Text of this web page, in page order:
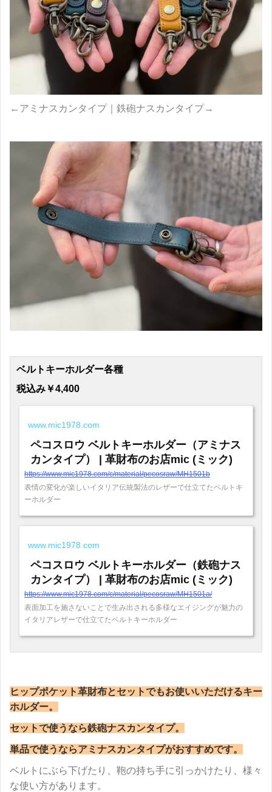
←アミナスカンタイプ｜鉄砲ナスカンタイプ→
ベルトキーホルダー各種
税込み￥4,400
www.mic1978.com
ペコスロウ ベルトキーホルダー（アミナス
カンタイプ） | 革財布のお店mic (ミック)
https://www.mic1978.com/c/material/pecosraw/MH1501b
表情の変化が楽しいイタリア伝統製法のレザーで仕立てたベルトキ
ーホルダー
www.mic1978.com
ペコスロウ ベルトキーホルダー（鉄砲ナス
カンタイプ） | 革財布のお店mic (ミック)
https://www.mic1978.com/c/material/pecosraw/MH1501a/
表面加工を施さないことで生み出される多様なエイジングが魅力の
イタリアレザーで仕立てたベルトキーホルダー
ヒップポケット革財布とセットでもお使いいただけるキー
ホルダー。
セットで使うなら鉄砲ナスカンタイプ。
単品で使うならアミナスカンタイプがおすすめです。
ベルトにぶら下げたり、鞄の持ち手に引っかけたり、様々
な使い方があります。